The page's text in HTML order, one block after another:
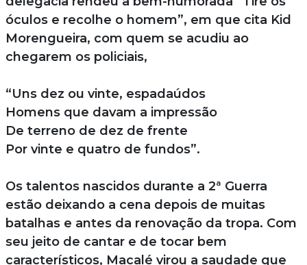
óculos e recolhe o homem”, em que cita Kid
Morengueira, com quem se acudiu ao
chegarem os policiais,
“Uns dez ou vinte, espadaúdos
Homens que davam a impressão
De terreno de dez de frente
Por vinte e quatro de fundos”.
Os talentos nascidos durante a 2ª Guerra
estão deixando a cena depois de muitas
batalhas e antes da renovação da tropa. Com
seu jeito de cantar e de tocar bem
característicos, Macalé virou a saudade que